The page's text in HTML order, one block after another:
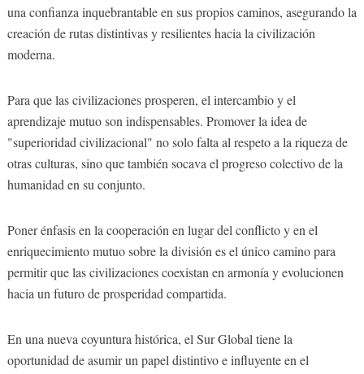
una confianza inquebrantable en sus propios caminos, asegurando la
creación de rutas distintivas y resilientes hacia la civilización
moderna.
Para que las civilizaciones prosperen, el intercambio y el
aprendizaje mutuo son indispensables. Promover la idea de
"superioridad civilizacional" no solo falta al respeto a la riqueza de
otras culturas, sino que también socava el progreso colectivo de la
humanidad en su conjunto.
Poner énfasis en la cooperación en lugar del conflicto y en el
enriquecimiento mutuo sobre la división es el único camino para
permitir que las civilizaciones coexistan en armonía y evolucionen
hacia un futuro de prosperidad compartida.
En una nueva coyuntura histórica, el Sur Global tiene la
oportunidad de asumir un papel distintivo e influyente en el